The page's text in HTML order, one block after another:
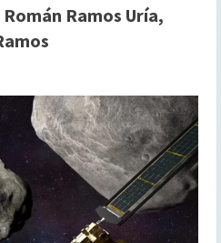
Ramos Uría,